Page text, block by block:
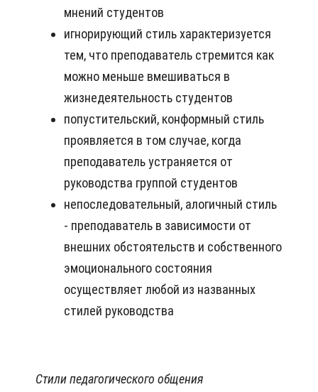
мнений студентов
игнорирующий стиль характеризуется
тем, что преподаватель стремится как
можно меньше вмешиваться в
жизнедеятельность студентов
попустительский, конформный стиль
проявляется в том случае, когда
преподаватель устраняется от
руководства группой студентов
непоследовательный, алогичный стиль
- преподаватель в зависимости от
внешних обстоятельств и собственного
эмоционального состояния
осуществляет любой из названных
стилей руководства
Стили педагогического общения